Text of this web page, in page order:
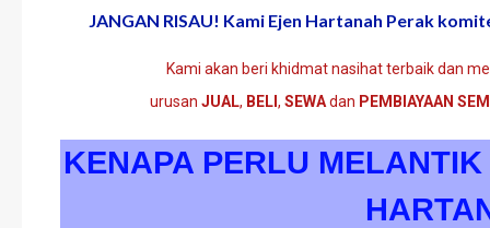
JANGAN RISAU! Kami Ejen Hartanah Perak
Kami akan beri khidmat nasihat terbaik dan
urusan JUAL, BELI , SEWAdan PEMBIAYAAN
KENAPA PERLU